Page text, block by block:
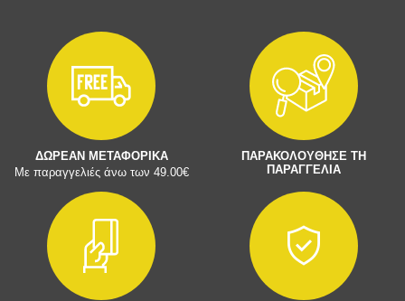
ΔΩΡΕΑΝ ΜΕΤΑΦΟΡΙΚΑ
Με παραγγελιές άνω των 49.00€
ΠΑΡΑΚΟΛΟΥΘΗΣΕ ΤΗ
ΠΑΡΑΓΓΕΛΙΑ